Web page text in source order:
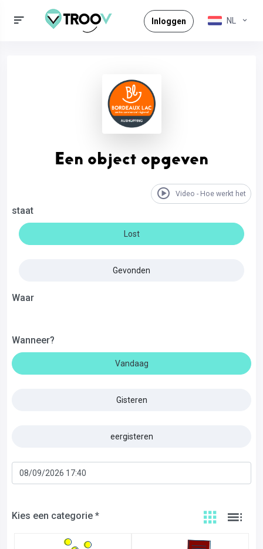
Inloggen NL
Een object opgeven
Video - Hoe werkt het
staat
Lost
Gevonden
Waar
Wanneer?
Vandaag
Gisteren
eergisteren
Kies een categorie *